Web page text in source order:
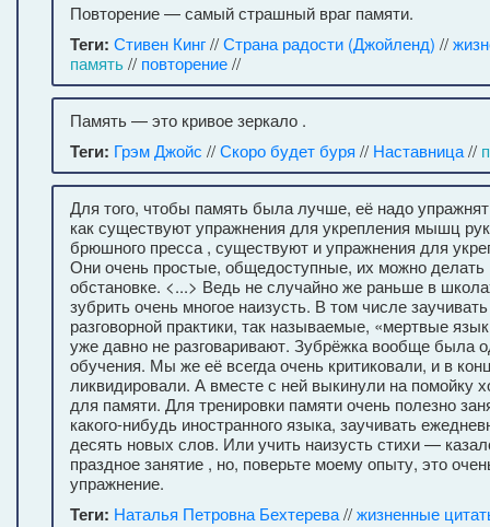
Повторение — самый страшный враг памяти.
Теги: Стивен Кинг//Страна радости (Джойленд) //
память// повторение//
Память — это кривое зеркало .
Теги: Грэм Джойс //Скоро будет буря // Наставница//
Для того, чтобы память была лучше, её надо
как существуют упражнения для укрепления мышц
брюшного пресса , существуют и упражнения для
Они очень простые, общедоступные, их можно
обстановке. <...> Ведь не случайно же раньше в
зубрить очень многое наизусть. В том числе
разговорной практики, так называемые, «мертвые
уже давно не разговаривают. Зубрёжка вообще была
обучения. Мы же её всегда очень критиковали, и в
ликвидировали. А вместе с ней выкинули на помойку
для памяти. Для тренировки памяти очень полезно
какого-нибудь иностранного языка, заучивать
десять новых слов. Или учить наизусть стихи —
праздное занятие , но, поверьте моему опыту, это
упражнение.
Теги: Наталья Петровна Бехтерева//жизненные